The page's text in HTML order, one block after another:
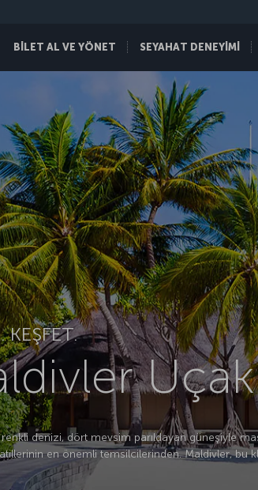
BİLET AL VE YÖNET SEYAHAT DENEYİMİ
denizi, dört mevsim parıldayan güneşiyle
en önemli temsilcilerinden. Maldivler, bu